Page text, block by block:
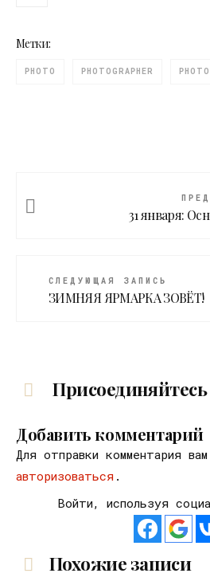
Метки:
PHOTO PHOTOGRAPHER
31 января:
СЛЕДУЮЩАЯ ЗАПИСЬ
ЗИМНЯЯ ЯРМАРКА ЗОВЁТ!
Добавить комментарий
Для отправки комментария
авторизоваться .
Войти, используя
Похожие записи